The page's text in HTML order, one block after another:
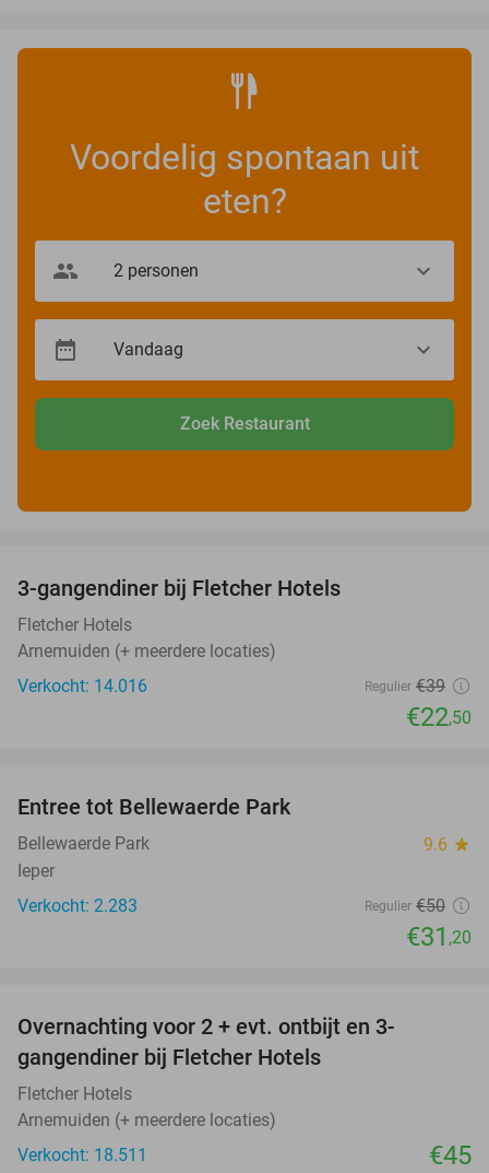
Voordelig spontaan uit
eten?
Zoek Restaurant
3-gangendiner bij Fletcher Hotels
Fletcher Hotels
Arnemuiden (+ meerdere locaties)
Verkocht: 14.016
Regulier €39
€22,50
Entree tot Bellewaerde Park
Bellewaerde Park 9.6 star
Ieper
Verkocht: 2.283
Regulier €50
€31 ,20
Overnachting voor 2 + evt. ontbijt en 3-
gangendiner bij Fletcher Hotels
Fletcher Hotels
Arnemuiden (+ meerdere locaties)
Verkocht: 18.511
€45